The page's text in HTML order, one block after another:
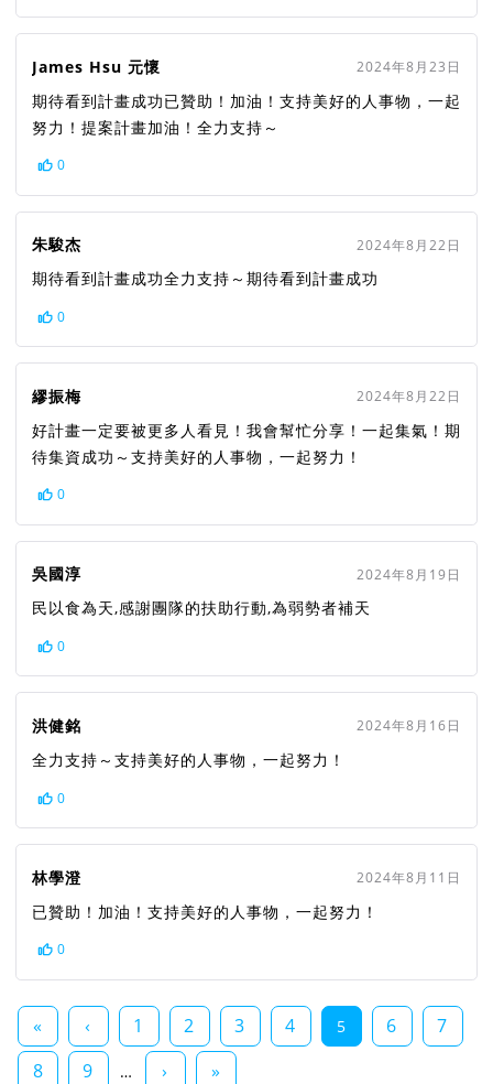
James Hsu 元懷 2024年8月23日
期待看到計畫成功已贊助！加油！支持美好的人事物，一起
努力！提案計畫加油！全力支持～
0
朱駿杰 2024年8月22日
期待看到計畫成功全力支持～期待看到計畫成功
0
繆振梅 2024年8月22日
好計畫一定要被更多人看見！我會幫忙分享！一起集氣！期
待集資成功～支持美好的人事物，一起努力！
0
吳國淳 2024年8月19日
民以食為天,感謝團隊的扶助行動,為弱勢者補天
0
洪健銘 2024年8月16日
全力支持～支持美好的人事物，一起努力！
0
林學澄 2024年8月11日
已贊助！加油！支持美好的人事物，一起努力！
0
« ‹ 1 2 3 4 5 6
7
8
9 … › »